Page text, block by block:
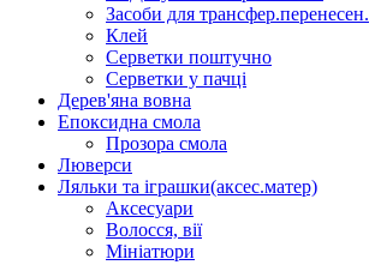
Засоби для трансфер.перенесен.
Клей
Серветки поштучно
Серветки у пачці
Дерев'яна вовна
Епоксидна смола
Прозора смола
Люверси
Ляльки та іграшки(аксес.матер)
Аксесуари
Волосся, вії
Мініатюри